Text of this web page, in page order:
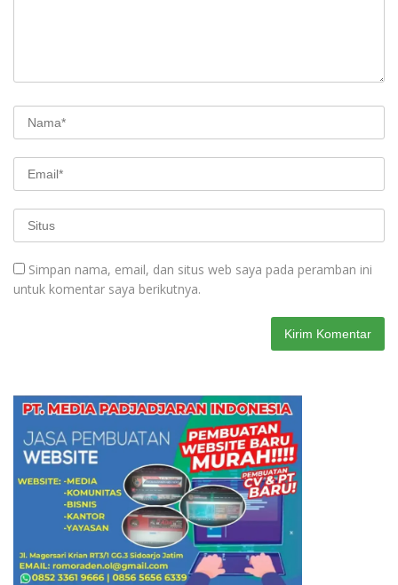
Simpan nama, email, dan situs web saya pada peramban ini
untuk komentar saya berikutnya.